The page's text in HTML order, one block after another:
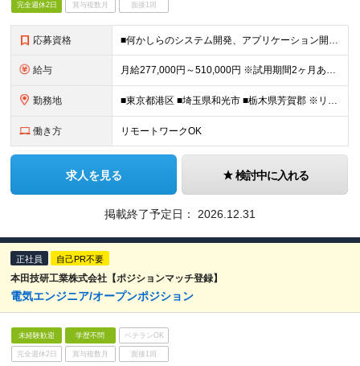
完全週休2日 賞与複数月 面接1回
応募資格 ■何かしらのシステム開発、アプリケーション開発の実務経験をお持ちの方 ■学歴不問
給与 月給277,000円～510,000円 ※試用期間2ヶ月あり。期間中の給与・待遇の差異はありません ※残業代は別途全額支給いたします ∟平均残業時間：30時間
勤務地 ■東京都港区 ■埼玉県和光市 ■栃木県芳賀郡 ※リモートワーク・在宅勤務も相談可能 (変更の範囲)上記を除く当社関連勤務地
働き方 リモートワークOK
求人を見る 検討中に入れる
掲載終了予定日： 2026.12.31
正社員 自己PR不要
本田技研工業株式会社【ポジションマッチ登録】
電気エンジニア/オープンポジション
未経験歓迎 学歴不問 ベテランOK
完全週休2日 賞与複数月 面接1回